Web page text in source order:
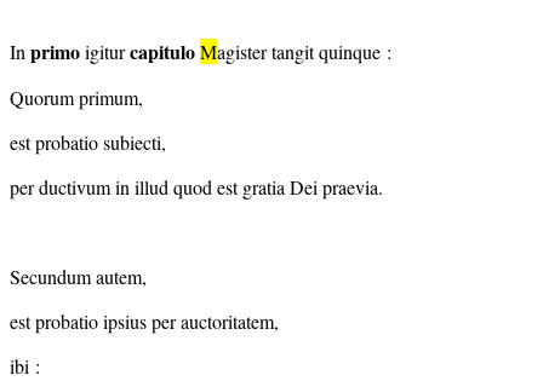
In primoigiturcapituloMagister tangit quinque :
Quorum primum,
est probatio subiecti,
per ductivum in illud quod est gratia Dei praevia.
Secundum autem,
est probatio ipsius per auctoritatem,
ibi :